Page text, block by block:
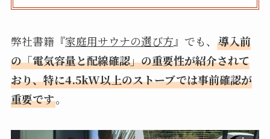
弊社書籍『家庭用サウナの選び方』でも、 導入前
の「電気容量と配線確認」の重要性が紹介されて
おり、特に4.5kW以上のストーブでは事前確認が
重要です。